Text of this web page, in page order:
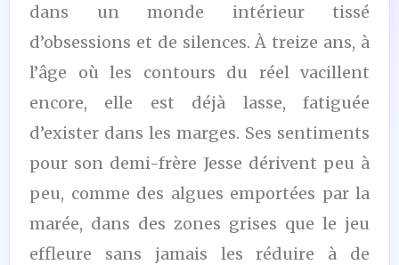
dans un monde intérieur tissé
d’obsessions et de silences. À treize ans, à
l’âge où les contours du réel vacillent
encore, elle est déjà lasse, fatiguée
d’exister dans les marges. Ses sentiments
pour son demi-frère Jesse dérivent peu à
peu, comme des algues emportées par la
marée, dans des zones grises que le jeu
effleure sans jamais les réduire à de